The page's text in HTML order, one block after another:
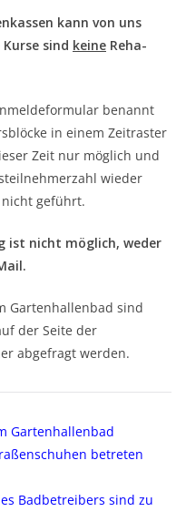
kann von uns
sind keine Reha-
benannt
in einem Zeitraster
Zeit nur möglich und
wieder
geführt.
ist nicht möglich, weder
Gartenhallenbad sind
der Seite der
abgefragt werden.
Gartenhallenbad
betreten
Badbetreibers sind zu